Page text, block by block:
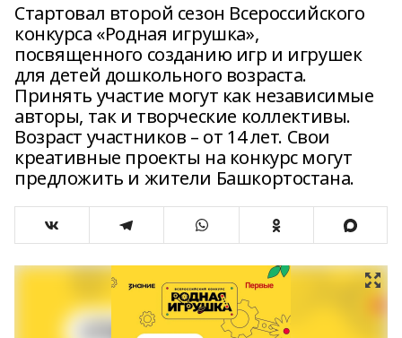
Стартовал второй сезон Всероссийского
конкурса «Родная игрушка»,
посвященного созданию игр и игрушек
для детей дошкольного возраста.
Принять участие могут как независимые
авторы, так и творческие коллективы.
Возраст участников – от 14 лет. Свои
креативные проекты на конкурс могут
предложить и жители Башкортостана.